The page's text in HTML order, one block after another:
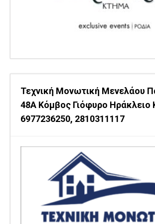
Τεχνική Μονωτική Μενελάου
48Α Κόμβος Γιόφυρο Ηράκλειο
6977236250, 2810311117